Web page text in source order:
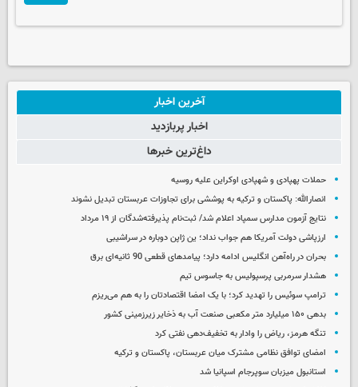
آخرین اخبار
اخبار پربازدید
داغ‌ترین خبرها
حملات پهپادی و شهپادی اوکراین علیه روسیه
انصارالله: پاکستان و ترکیه به پوششی برای تجاوزات عربستان تبدیل نشوند
نتایج آزمون مدارس سمپاد اعلام شد/ ثبت‌نام پذیرفته‌شدگان از ۱۹ مرداد
ارزپاشی دولت آمریکا هم جواب نداد؛ ین ژاپن دوباره در سراشیبی
بحران در راه‌آهن انگلیس ادامه دارد؛ پیامدهای قطعی 90 ثانیه‌ای برق
هشدار سرمربی پرسپولیس به جاسوس تیم
ترامپ سوئیس را تهدید کرد؛ با یک امضا اقتصادتان را به هم می‌ریزم
بدهی ۱۵۰ میلیارد متر مکعبی صنعت آب به ذخایر زیرزمینی کشور
تنگه هرمز، ریاض را وادار به تخفیف‌دهی نفتی کرد
امضای توافق نظامی مشترک میان عربستان، پاکستان و ترکیه
استانبول میزبان سوپرجام اسپانیا شد